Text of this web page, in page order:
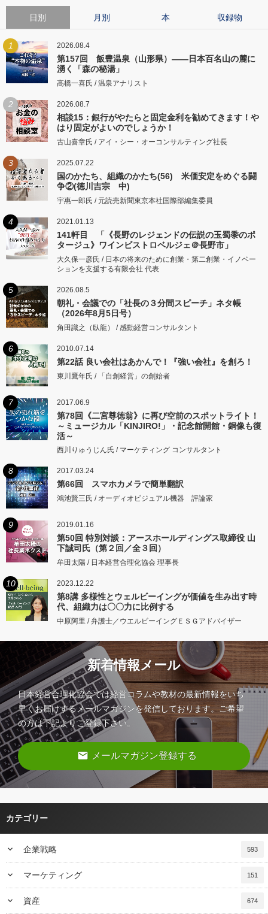
日別 月別 本 収録物
1 2026.08.4
第157回 飯豊温泉（山形県）――日本百名山の麓に
湧く「森の秘湯」
高橋一喜氏 / 温泉アナリスト
2 2026.08.7
相談15：銀行がやたらと固定金利を勧めてきます！や
はり固定がよいのでしょうか！
古山喜章氏 / アイ・シー・オーコンサルティング社長
3 2025.07.22
国のかたち、組織のかたち(56) 米価安定をめぐる闘
争②(徳川吉宗 中)
宇惠一郎氏 / 元読売新聞東京本社国際部編集委員
4 2021.01.13
141軒目 「《長野のレジェンドの伝説の玉蜀黍のポ
タージュ》ワインビストロベルジェ＠長野市」
大久保一彦氏 / 日本の将来のために創業・第二創業・イノベー
ションを支援する有限会社 代表
5 2026.08.5
朝礼・会議での「社長の３分間スピーチ」ネタ帳
（2026年8月5日号）
角田識之（臥龍） / 感動経営コンサルタント
6 2010.07.14
第22話 良い会社はあかんで！『強い会社』を創ろ！
東川鷹年氏 / 「自創経営」の創始者
7 2017.06.9
第78回《二宮尊徳翁》に再び空前のスポットライト！
～ミュージカル「KINJIRO!」・記念館開館・銅像も復
活～
西川りゅうじん氏 / マーケティング コンサルタント
8 2017.03.24
第66回 スマホカメラで簡単翻訳
鴻池賢三氏 / オーディオビジュアル機器 評論家
9 2019.01.16
第50回 特別対談：アースホールディングス取締役 山
下誠司氏（第２回／全３回）
牟田太陽 / 日本経営合理化協会 理事長
10 2023.12.22
第8講 多様性とウェルビーイングが価値を生み出す時
代、組織力は〇〇力に比例する
中原阿里 / 弁護士／ウエルビーイングＥＳＧアドバイザー
新着情報メール
日本経営合理化協会では経営コラムや教材の最新情報をいち
早くお届けするメールマガジンを発信しております。ご希望
の方は下記よりご登録下さい。
email メールマガジン登録する
カテゴリー
keyboard_arrow_down 企業戦略 593
keyboard_arrow_down マーケティング 151
keyboard_arrow_down 資産 674